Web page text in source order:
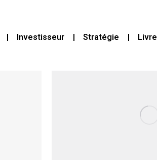
Investisseur Stratégie